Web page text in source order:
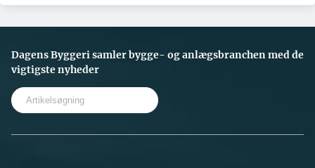
Dagens Byggeri samler bygge- og anlægsbranchen med de
vigtigste nyheder